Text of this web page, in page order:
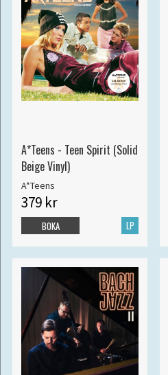
A*Teens - Teen Spirit (Solid
Beige Vinyl)
A*Teens
379 kr
LP
BOKA